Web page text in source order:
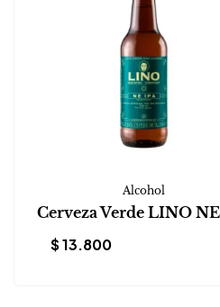
Alcohol
Cerveza Verde LINO
$13.800